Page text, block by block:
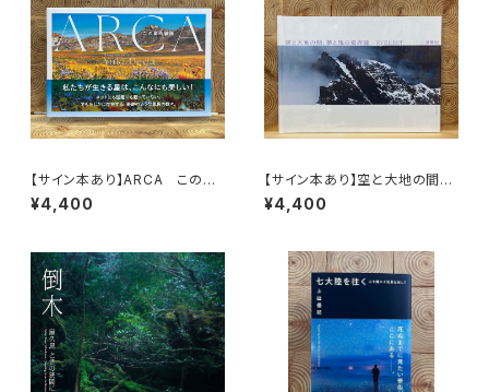
【サイン本あり】ARCA この星
の物語
¥4,400
【サイン本あり】空と大地の間、
夢と現の境界線 ─EVEREST
─
¥4,400